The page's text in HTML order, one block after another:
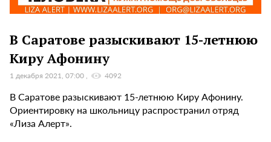
В Саратове разыскивают 15-летнюю
Киру Афонину
1 декабря 2021, 07:00 4092
В Саратове разыскивают 15-летнюю Киру Афонину.
Ориентировку на школьницу распространил отряд
«Лиза Алерт».